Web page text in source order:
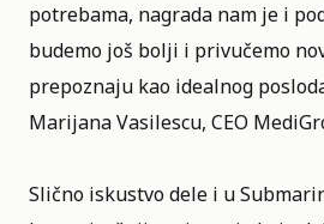
potrebama, nagrada nam je i
budemo još bolji i privučemo
prepoznaju kao idealnog
Marijana Vasilescu, CEO
Slično iskustvo dele i u